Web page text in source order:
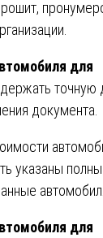
для
точную
документа.
указаны
для